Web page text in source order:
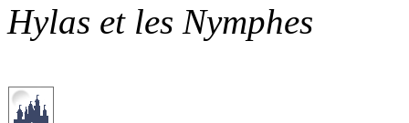
Hylas et les Nymphes